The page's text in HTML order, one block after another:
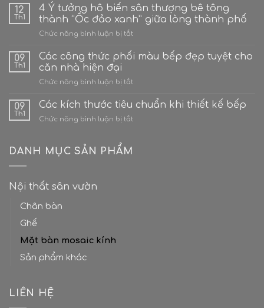
bao
nhiêu
hệ
thống
cây
đình?
12
Th1
4 Ý tưởng hô biến sân thượng bê tông
thành “Ốc đảo xanh” giữa lòng thành phố
Chức năng bình luận bị tắtở
Ý
biến
thượng
tông
09
Th1
Các công thức phối màu bếp đẹp tuyệt cho
căn nhà hiện đại
Chức năng bình luận bị tắtở
công
phối
09
Th1
Các kích thước tiêu chuẩn khi thiết kế bếp
Chức năng bình luận bị tắtở
DANH MỤC SẢN PHẨM
Nội thất sân vườn
Chân bàn
Ghế
Mặt bàn mosaic kính
Sản phẩm khác
LIÊN HỆ